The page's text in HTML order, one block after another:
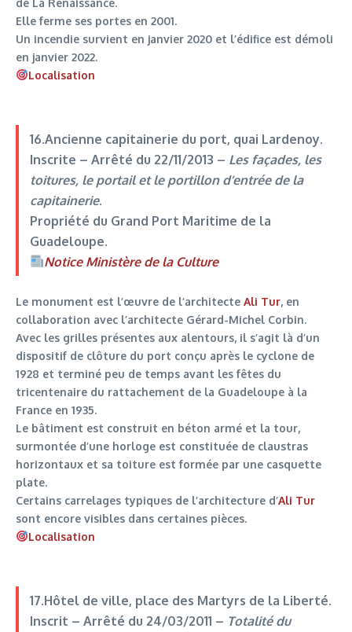
Elle ferme ses portes en 2001.
Un incendie survient en janvier 2020 et l’édifice est démoli
en janvier 2022.
Localisation
16.Ancienne capitainerie du port, quai Lardenoy.
Inscrite – Arrêté du 22/11/2013 – Les façades, les
toitures, le portail et le portillon d’entrée de la
capitainerie.
Propriété du Grand Port Maritime de la
Guadeloupe.
Notice Ministère de la Culture
Le monument est l’œuvre de l’architecte Ali Tur, en
collaboration avec l’architecte Gérard-Michel Corbin.
Avec les grilles présentes aux alentours, il s’agit là d’un
dispositif de clôture du port conçu après le cyclone de
1928 et terminé peu de temps avant les fêtes du
tricentenaire du rattachement de la Guadeloupe à la
France en 1935.
Le bâtiment est construit en béton armé et la tour,
surmontée d’une horloge est constituée de claustras
horizontaux et sa toiture est formée par une casquette
plate.
Certains carrelages typiques de l’architecture d’Ali Tur
sont encore visibles dans certaines pièces.
Localisation
17.Hôtel de ville, place des Martyrs de la Liberté.
Inscrit – Arrêté du 24/03/2011 – Totalité du